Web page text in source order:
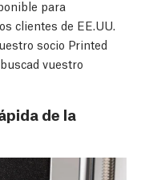
para
clientes de EE.UU.
socio Printed
vuestro
de la